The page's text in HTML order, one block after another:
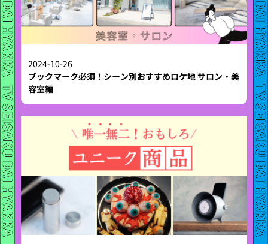
2024-10-26
ブックマーク必須！シーン別おすすめロケ地 サロン・美
容室編